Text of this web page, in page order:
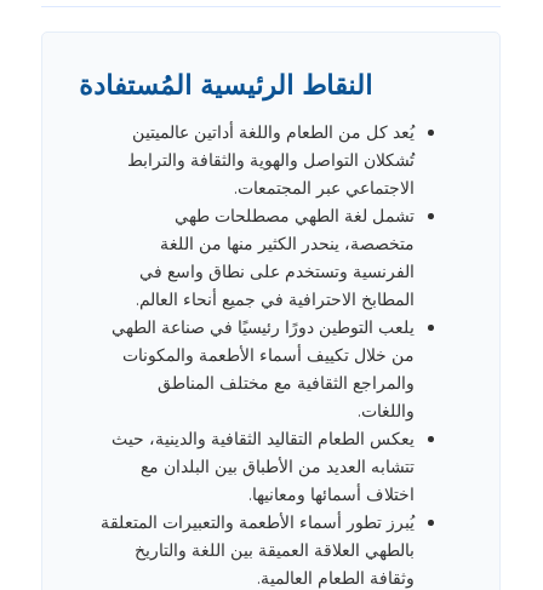
النقاط الرئيسية المُستفادة
يُعد كل من الطعام واللغة أداتين عالميتين
تُشكلان التواصل والهوية والثقافة والترابط
الاجتماعي عبر المجتمعات.
تشمل لغة الطهي مصطلحات طهي
متخصصة، ينحدر الكثير منها من اللغة
الفرنسية وتستخدم على نطاق واسع في
المطابخ الاحترافية في جميع أنحاء العالم.
يلعب التوطين دورًا رئيسيًا في صناعة الطهي
من خلال تكييف أسماء الأطعمة والمكونات
والمراجع الثقافية مع مختلف المناطق
واللغات.
يعكس الطعام التقاليد الثقافية والدينية، حيث
تتشابه العديد من الأطباق بين البلدان مع
اختلاف أسمائها ومعانيها.
يُبرز تطور أسماء الأطعمة والتعبيرات المتعلقة
بالطهي العلاقة العميقة بين اللغة والتاريخ
وثقافة الطعام العالمية.